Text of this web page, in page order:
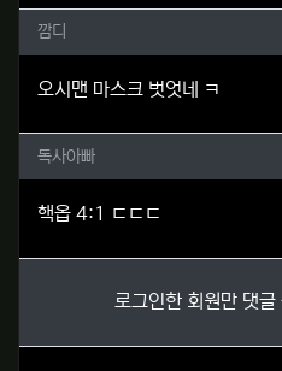
깜디님의 댓글
깜디
오시맨 마스크 벗엇네 ㅋ
독사아빠님의 댓글
독사아빠
핵옵 4:1 ㄷㄷㄷ
로그인한 회원만 댓